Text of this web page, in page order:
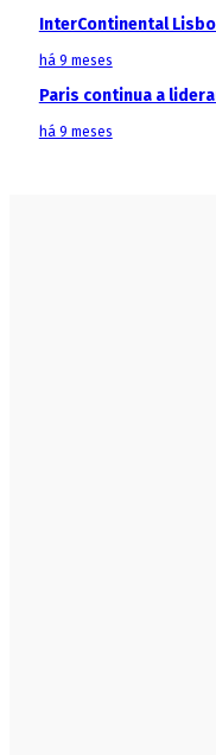
InterContinental
há 9 meses
Paris continua a
há 9 meses